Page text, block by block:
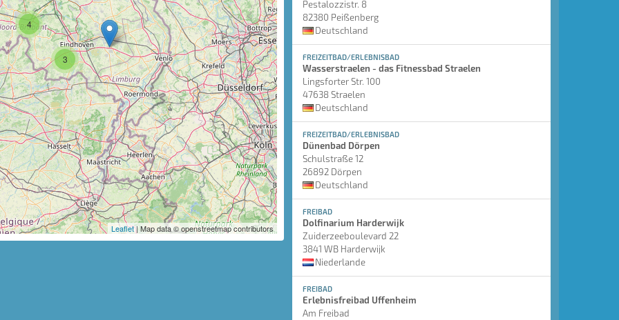
4
3
Leaflet| Map data © openstreetmap contributors
Pestalozzistr. 8
82380 Peißenberg
Deutschland
FREIZEITBAD/ERLEBNISBAD
Wasserstraelen - das Fitnessbad Straelen
Lingsforter Str. 100
47638 Straelen
Deutschland
FREIZEITBAD/ERLEBNISBAD
Dünenbad Dörpen
Schulstraße 12
26892 Dörpen
Deutschland
FREIBAD
Dolfinarium Harderwijk
Zuiderzeeboulevard 22
3841 WB Harderwijk
Niederlande
FREIBAD
Erlebnisfreibad Uffenheim
Am Freibad